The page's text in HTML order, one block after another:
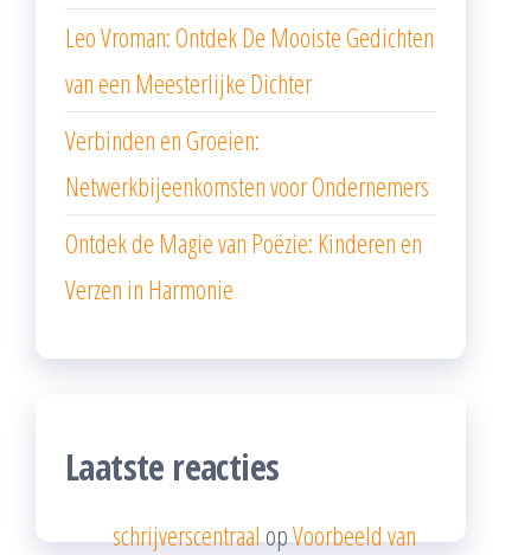
Leo Vroman: Ontdek De Mooiste Gedichten
van een Meesterlijke Dichter
Verbinden en Groeien:
Netwerkbijeenkomsten voor Ondernemers
Ontdek de Magie van Poëzie: Kinderen en
Verzen in Harmonie
Laatste reacties
schrijverscentraalopVoorbeeld van